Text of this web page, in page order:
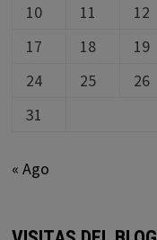
10
11 12
17
18 19
24
25 26
31
« Ago